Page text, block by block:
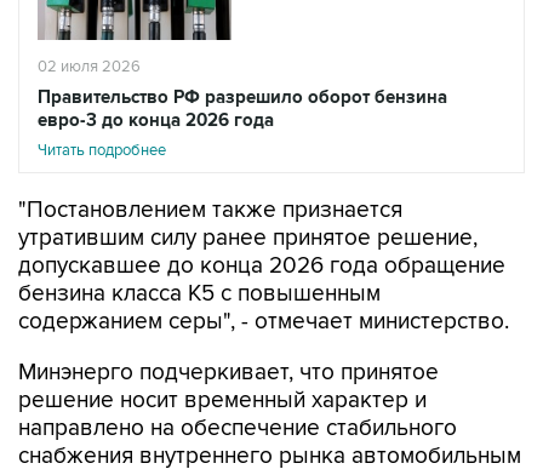
02 июля 2026
Правительство РФ разрешило оборот бензина
евро-3 до конца 2026 года
Читать подробнее
"Постановлением также признается
утратившим силу ранее принятое решение,
допускавшее до конца 2026 года обращение
бензина класса К5 с повышенным
содержанием серы", - отмечает министерство.
Минэнерго подчеркивает, что принятое
решение носит временный характер и
направлено на обеспечение стабильного
снабжения внутреннего рынка автомобильным